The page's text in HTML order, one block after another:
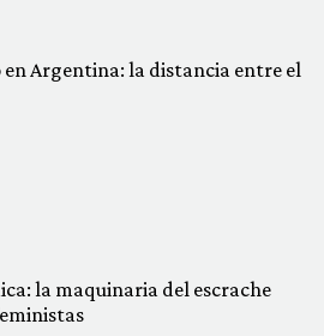
en Argentina: la distancia entre el
la maquinaria del escrache